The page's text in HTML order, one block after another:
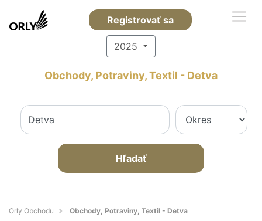
Registrovať sa
2025
Obchody, Potraviny, Textil - Detva
Hľadať
Orly Obchodu Obchody, Potraviny, Textil - Detva